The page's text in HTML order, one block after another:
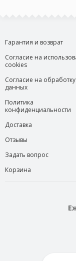
Гарантия и возврат
Согласие на
cookies
Согласие на обработку
данных
Политика
конфиденциальности
Доставка
Отзывы
Задать вопрос
Корзина